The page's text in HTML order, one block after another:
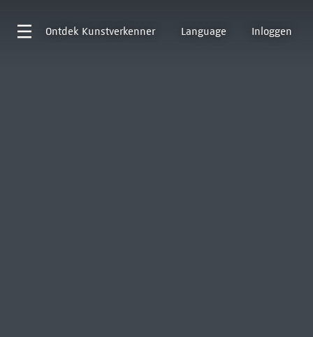
Ontdek Kunstverkenner Language Inloggen